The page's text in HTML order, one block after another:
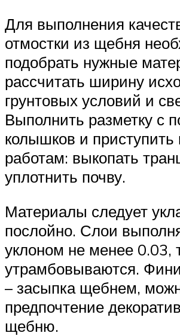
Для выполнения
отмостки из щебня
подобрать нужные
рассчитать ширину
грунтовых условий и
Выполнить разметку с
колышков и
работам: выкопать
уплотнить почву.
Материалы следует
послойно. Слои
уклоном не менее 0.03,
утрамбовываются.
– засыпка щебнем,
предпочтение
щебню.